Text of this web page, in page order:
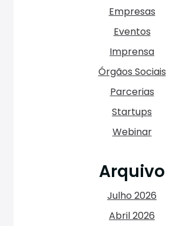
Empresas
Eventos
Imprensa
Órgãos Sociais
Parcerias
Startups
Webinar
Arquivo
Julho 2026
Abril 2026